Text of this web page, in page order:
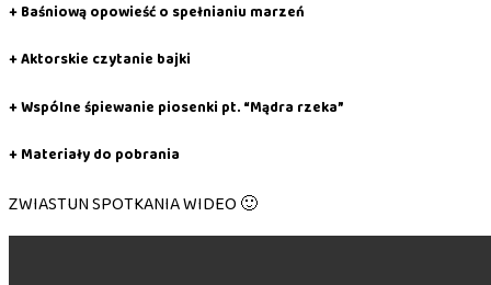
+ Baśniową opowieść o spełnianiu marzeń
+ Aktorskie czytanie bajki
+ Wspólne śpiewanie piosenki pt. “Mądra rzeka”
+ Materiały do pobrania
ZWIASTUN SPOTKANIA WIDEO 🙂